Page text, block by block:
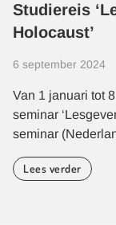
Studiereis
Holocaust’
6 september 2024
Van 1 januari tot
seminar
seminar
Lees verder